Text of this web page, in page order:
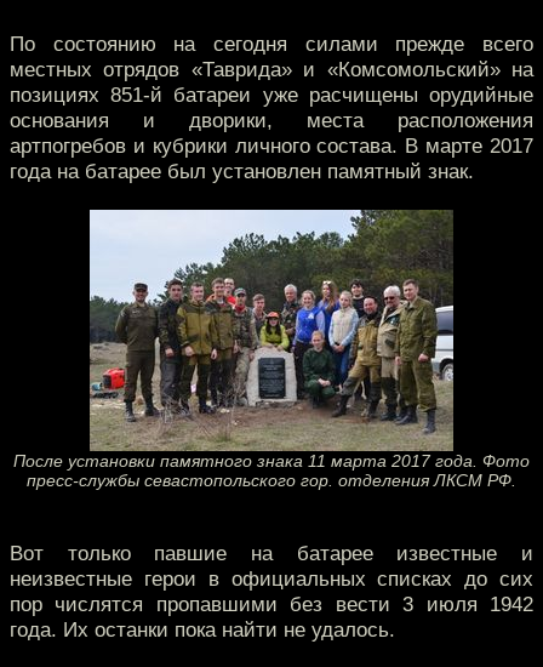
По состоянию на сегодня силами прежде всего
местных отрядов «Таврида» и «Комсомольский» на
позициях 851-й батареи уже расчищены орудийные
основания и дворики, места расположения
артпогребов и кубрики личного состава. В марте 2017
года на батарее был установлен памятный знак.
После установки памятного знака 11 марта 2017 года. Фото
пресс-службы севастопольского гор. отделения ЛКСМ РФ.
Вот только павшие на батарее известные и
неизвестные герои в официальных списках до сих
пор числятся пропавшими без вести 3 июля 1942
года. Их останки пока найти не удалось.